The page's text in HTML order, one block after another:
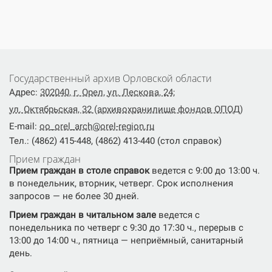
Государственный архив Орловской области
Адрес: 302040, г. Орел, ул. Лескова, 24;
ул. Октябрьская, 32 (архивохранилище фондов ОПОД)
E-mail: oo_orel_arch@orel-region.ru
Тел.: (4862) 415-448, (4862) 413-440 (стол справок)
Прием граждан
Прием граждан в столе справокведется с 9:00 до 13:00 ч.
в понедельник, вторник, четверг. Срок исполнения
запросов — не более 30 дней.
Прием граждан в читальном зале ведется с
понедельника по четверг с 9:30 до 17:30 ч., перерыв с
13:00 до 14:00 ч., пятница — неприёмный, санитарный
день.